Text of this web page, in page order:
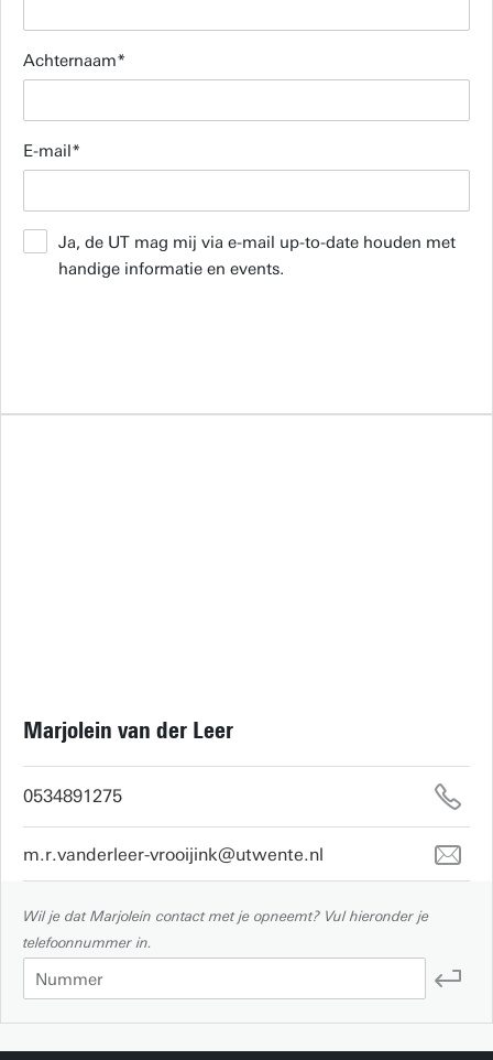
Achternaam
E-mail
Ja, de UT mag mij via e-mail up-to-date houden met
handige informatie en events.
Marjolein van der Leer
0534891275
m.r.vanderleer-vrooijink@utwente.nl
Wil je dat Marjolein contact met je opneemt? Vul hieronder je
telefoonnummer in.